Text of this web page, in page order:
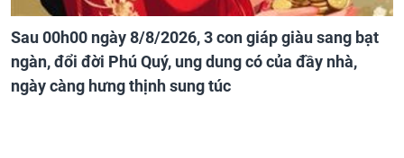
Sau 00h00 ngày 8/8/2026, 3 con giáp giàu sang bạt
ngàn, đổi đời Phú Quý, ung dung có của đầy nhà,
ngày càng hưng thịnh sung túc